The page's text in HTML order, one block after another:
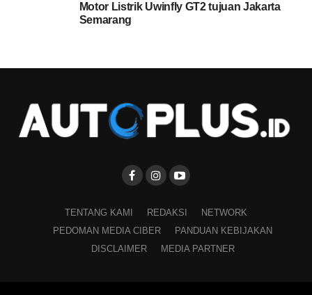
Motor Listrik Uwinfly GT2 tujuan Jakarta
Semarang
TENTANG KAMI REDAKSI
NETWORK
PEDOMAN MEDIA CIBER
PANDUAN KEBIJAKAN
DISCLAIMER
MEDIA PARTNER